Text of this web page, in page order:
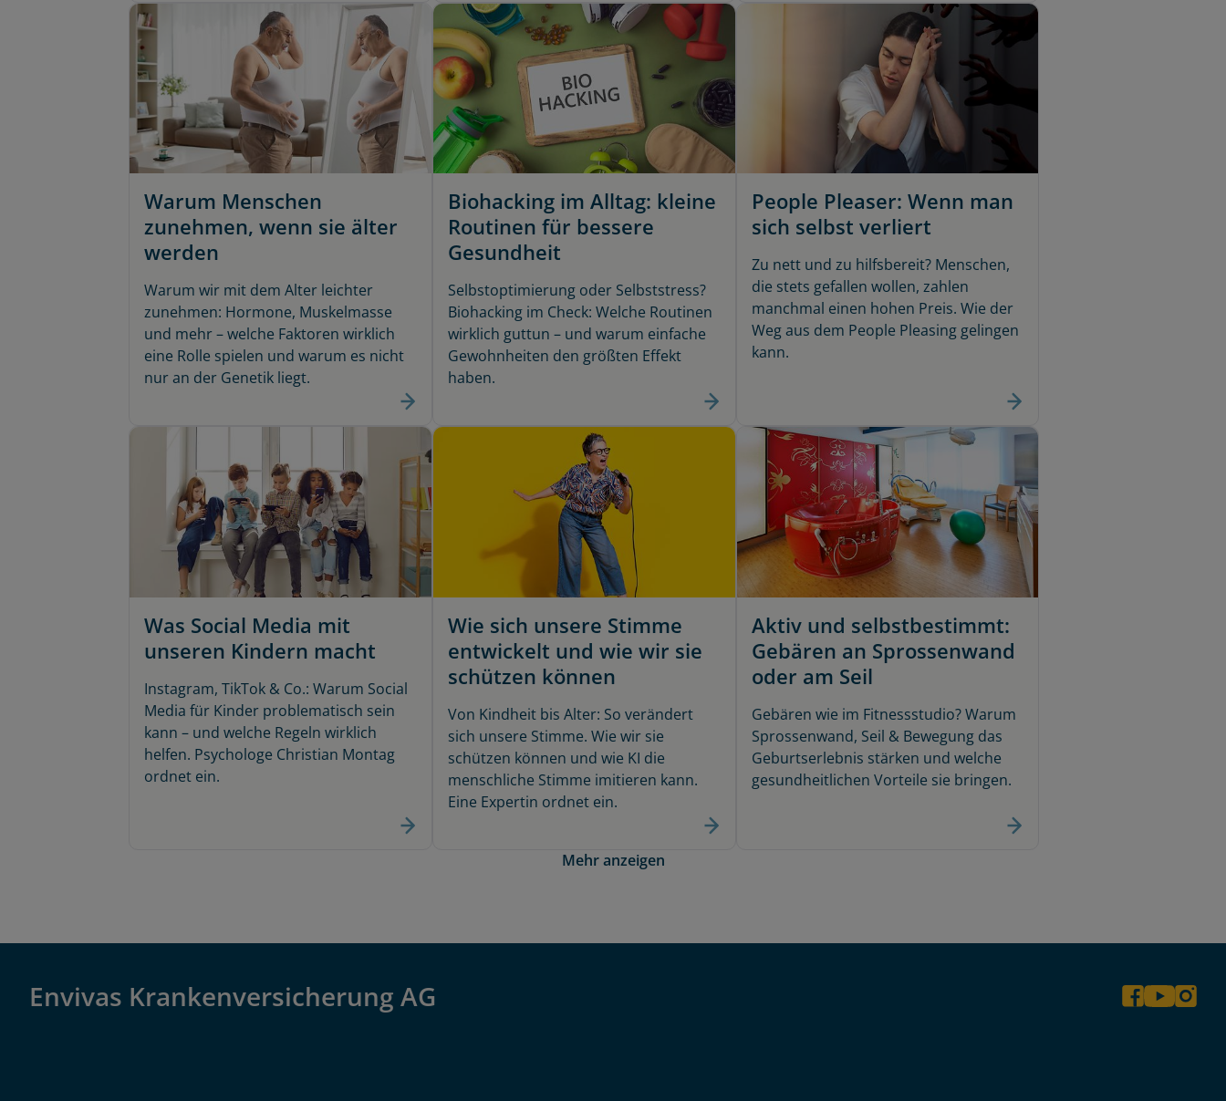
Warum Menschen
zunehmen, wenn sie älter
werden
Warum wir mit dem Alter leichter
zunehmen: Hormone, Muskelmasse
und mehr – welche Faktoren wirklich
eine Rolle spielen und warum es nicht
nur an der Genetik liegt.
Biohacking im Alltag: kleine
Routinen für bessere
Gesundheit
Selbstoptimierung oder Selbststress?
Biohacking im Check: Welche Routinen
wirklich guttun – und warum einfache
Gewohnheiten den größten Effekt
haben.
People Pleaser: Wenn man
sich selbst verliert
Zu nett und zu hilfsbereit? Menschen,
die stets gefallen wollen, zahlen
manchmal einen hohen Preis. Wie der
Weg aus dem People Pleasing gelingen
kann.
Was Social Media mit
unseren Kindern macht
Instagram, TikTok & Co.: Warum Social
Media für Kinder problematisch sein
kann – und welche Regeln wirklich
helfen. Psychologe Christian Montag
ordnet ein.
Wie sich unsere Stimme
entwickelt und wie wir sie
schützen können
Von Kindheit bis Alter: So verändert
sich unsere Stimme. Wie wir sie
schützen können und wie KI die
menschliche Stimme imitieren kann.
Eine Expertin ordnet ein.
Aktiv und selbstbestimmt:
Gebären an Sprossenwand
oder am Seil
Gebären wie im Fitnessstudio? Warum
Sprossenwand, Seil & Bewegung das
Geburtserlebnis stärken und welche
gesundheitlichen Vorteile sie bringen.
Mehr anzeigen
Envivas Krankenversicherung AG